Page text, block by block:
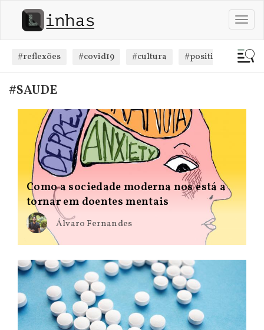
conteúdo
principal
#reflexões #covid19 #cultura #positivismo
#SAUDE
Como a sociedade moderna nos está a
tornar em doentes mentais
Álvaro Fernandes